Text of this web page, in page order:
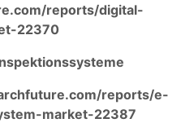
reports/digital-
22370
reports/e-
market-22387